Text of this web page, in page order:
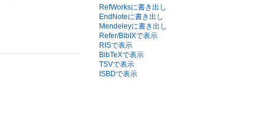
RefWorksに書き出し
EndNoteに書き出し
Mendeleyに書き出し
Refer/BibIXで表示
RISで表示
BibTeXで表示
TSVで表示
ISBDで表示